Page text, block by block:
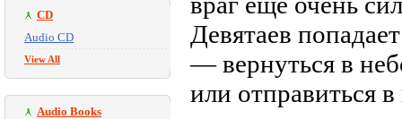
CD
Audio CD
View All
Audio Books
Девятаев
— вернуться в
или отправиться